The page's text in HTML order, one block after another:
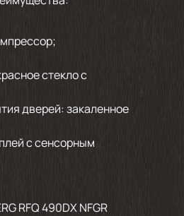
стекло с
дверей: закаленное
с сенсорным
RFQ 490DX NFGR